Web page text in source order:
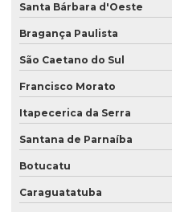
Saco plástico refil
Saco plástico valvula lateral
Saco plastico valvulado
Saco plástico valvulado para
Saco plastico valvulado para
Saco plastico valvulado para
Saco de rafia boca aberta
Santa Bárbara d'Oeste
Bragança Paulista
São Caetano do Sul
Francisco Morato
Itapecerica da Serra
Santana de Parnaíba
Botucatu
Caraguatatuba